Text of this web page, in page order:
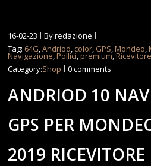
16-02-23
By:redazione
Tag: 64G,Andriod, color, GPS,Mondeo,
Navigazione,Pollici,premium,Ricevitore
Category:Shop 0 comments
ANDRIOD 10
GPS PER
2019 RICEVITORE